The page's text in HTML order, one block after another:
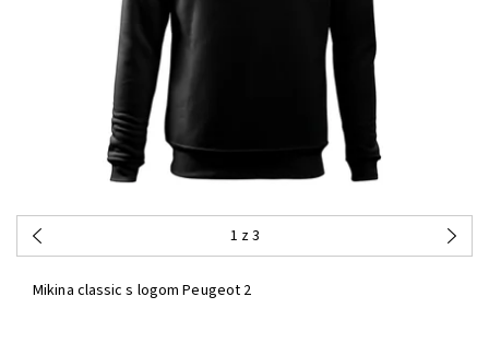
1 z 3
Mikina classic s logom Peugeot 2